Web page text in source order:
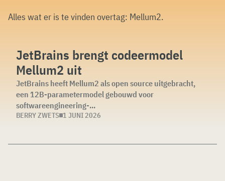
Alles wat er is te vinden overtag: Mellum2.
JetBrains brengt codeermodel
Mellum2 uit
JetBrains heeft Mellum2 als open source uitgebracht,
een 12B-parametermodel gebouwd voor
softwareengineering-...
BERRY ZWETS 1 JUNI 2026